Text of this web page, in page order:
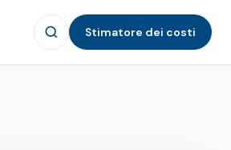
Stimatore dei costi